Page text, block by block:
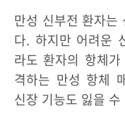
만성 신부전 환자는
다. 하지만 어려운
라도 환자의 항체
격하는 만성 항체
신장 기능도 잃을